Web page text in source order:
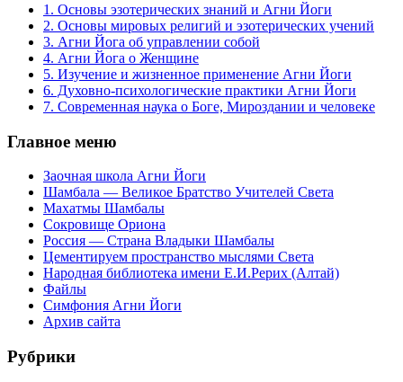
1. Основы эзотерических знаний и Агни Йоги
2. Основы мировых религий и эзотерических учений
3. Агни Йога об управлении собой
4. Агни Йога о Женщине
5. Изучение и жизненное применение Агни Йоги
6. Духовно-психологические практики Агни Йоги
7. Современная наука о Боге, Мироздании и человеке
Главное меню
Заочная школа Агни Йоги
Шамбала — Великое Братство Учителей Света
Махатмы Шамбалы
Сокровище Ориона
Россия — Страна Владыки Шамбалы
Цементируем пространство мыслями Света
Народная библиотека имени Е.И.Рерих (Алтай)
Файлы
Симфония Агни Йоги
Архив сайта
Рубрики